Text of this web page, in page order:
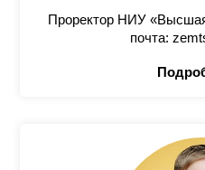
Проректор НИУ
почта: